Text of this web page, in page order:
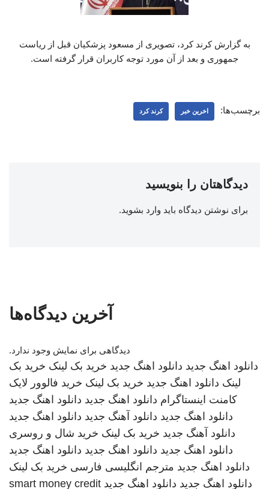
به گزارش کرند کرد، تصویری از مسعود پزشکیان قبل از ریاست
جمهوری و بعد از آن مورد توجه کاربران قرار گرفته است.
برچسب‌ها: اخرین خبر کرند کرد
دیدگاهتان را بنویسید
برای نوشتن دیدگاه باید وارد بشوید.
آخرین دیدگاه‌ها
دیدگاهی برای نمایش وجود ندارد.
دانلود اهنگ جدید دانلود اهنگ جدید خرید بک لینک خرید بک
لینک دانلود اهنگ جدید خرید بک لینک خرید فالوور لایک
کامنت اینستاگرام دانلود اهنگ جدید دانلود اهنگ جدید
دانلود اهنگ جدید دانلود آهنگ جدید دانلود اهنگ جدید
دانلود آهنگ جدید خرید بک لینک خرید شال و روسری
دانلود اهنگ جدید دانلود اهنگ جدید دانلود اهنگ جدید
دانلود اهنگ جدید مترجم انگلیسی فارسی خرید بک لینک
دانلود اهنگ جدید دانلود اهنگ جدید smart money credit